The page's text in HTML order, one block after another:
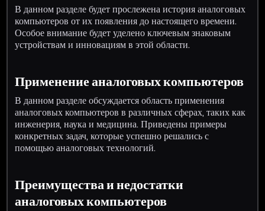
В данном разделе будет прослежена история аналоговых
компьютеров от их появления до настоящего времени.
Особое внимание будет уделено ключевым знаковым
устройствам и инновациям в этой области.
Применение аналоговых компьютеров
В данном разделе обсуждается область применения
аналоговых компьютеров в различных сферах, таких как
инженерия, наука и медицина. Приведены примеры
конкретных задач, которые успешно решались с
помощью аналоговых технологий.
Преимущества и недостатки
аналоговых компьютеров